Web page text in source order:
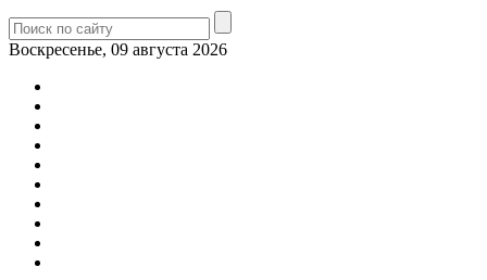
Воскресенье, 09 августа 2026